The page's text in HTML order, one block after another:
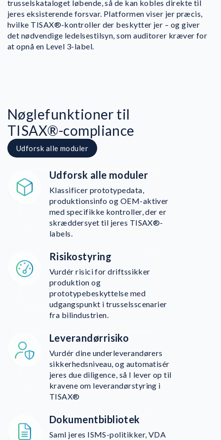
trusselskataloget løbende, så de kan kobles direkte til
jeres eksisterende forsvar. Platformen viser jer præcis,
hvilke TISAX®-kontroller der beskytter jer – og giver
det nødvendige ledelsestilsyn, som auditorer kræver for
at opnå en Level 3-label.
Nøglefunktioner til
TISAX®-compliance
Udforsk alle moduler
Udforsk alle moduler
Klassificer prototypedata,
produktionsinfo og OEM-aktiver
med specifikke kontroller, der er
skræddersyet til jeres TISAX®-
labels.
Risikostyring
Vurdér risici for driftssikker
produktion og
prototypebeskyttelse med
udgangspunkt i trusselsscenarier
fra bilindustrien.
Leverandørrisiko
Vurdér dine underleverandørers
sikkerhedsniveau, og automatisér
jeres due diligence, så I lever op til
kravene om leverandørstyring i
TISAX®
Dokumentbibliotek
Saml jeres ISMS-politikker, VDA